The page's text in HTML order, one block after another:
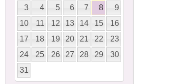
3
4 5 6 7 8
9
10
11 12 13 14 15
16
17
18 19 20 21 22
23
24
25 26 27 28 29
30
31